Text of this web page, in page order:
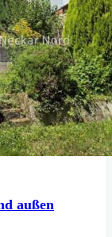
außen